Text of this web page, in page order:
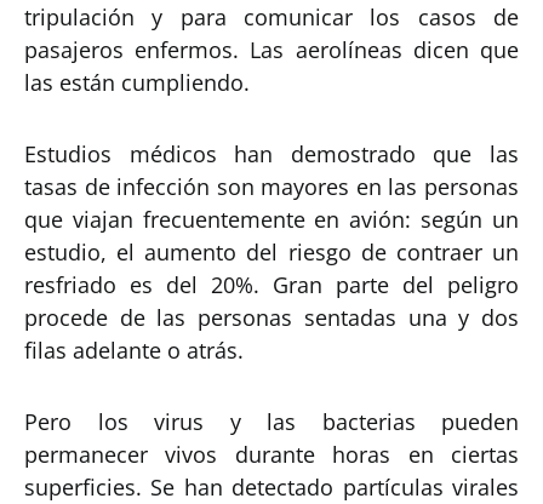
tripulación y para comunicar los casos de
pasajeros enfermos. Las aerolíneas dicen que
las están cumpliendo.
Estudios médicos han demostrado que las
tasas de infección son mayores en las personas
que viajan frecuentemente en avión: según un
estudio, el aumento del riesgo de contraer un
resfriado es del 20%. Gran parte del peligro
procede de las personas sentadas una y dos
filas adelante o atrás.
Pero los virus y las bacterias pueden
permanecer vivos durante horas en ciertas
superficies. Se han detectado partículas virales